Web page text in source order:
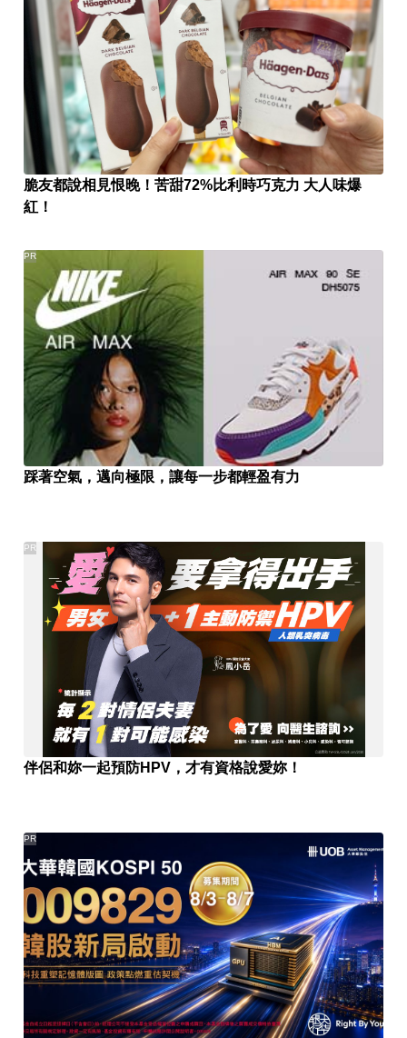
脆友都說相見恨晚！苦甜72%比利時巧克力 大人味爆
紅！
踩著空氣，邁向極限，讓每一步都輕盈有力
PR
伴侶和妳一起預防HPV，才有資格說愛妳！
PR
PR